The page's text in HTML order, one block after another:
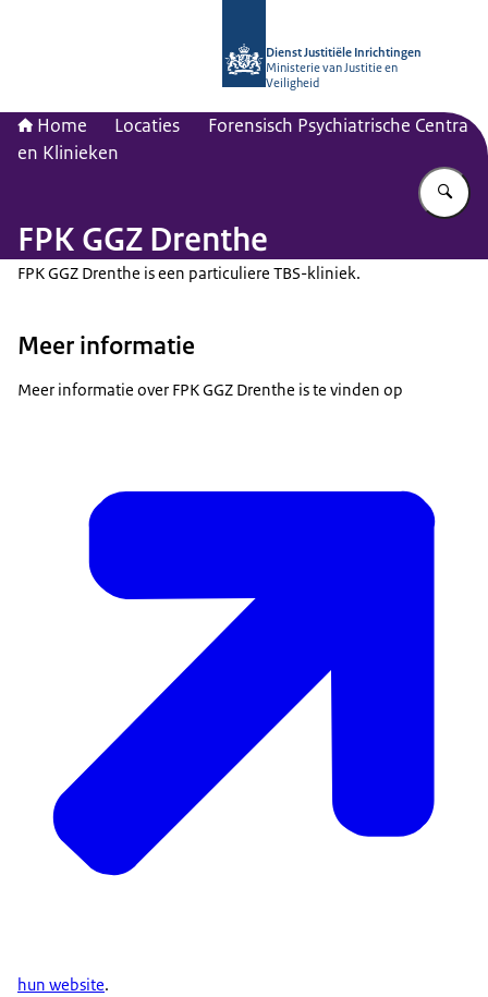
Dienst Justitiële Inrichtingen
Ministerie van Justitie en
Veiligheid
Home Locaties
Forensisch Psychiatrische Centra
en Klinieken
FPK GGZ Drenthe
FPK GGZ Drenthe is een particuliere TBS-kliniek.
Meer informatie
Meer informatie over FPK GGZ Drenthe is te vinden op
hun website.